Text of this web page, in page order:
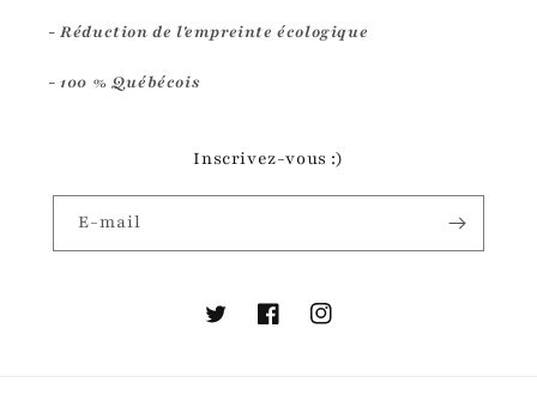
- Réduction de l'empreinte écologique
- 100 % Québécois
Inscrivez-vous :)
E-mail
TwitterFacebookInstagram